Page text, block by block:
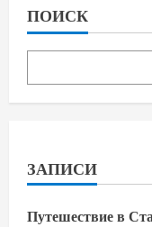
ПОИСК
ЗАПИСИ
Путешествие в